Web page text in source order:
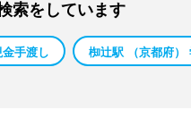
索をしています
手渡し 椥辻駅 （京都府）